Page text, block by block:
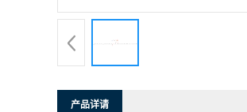
产品详请